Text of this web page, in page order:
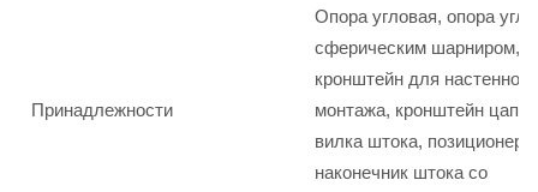
Принадлежности
Опора угловая, опора
сферическим шарниром,
кронштейн для настенного
монтажа, кронштейн
вилка штока, позиционер
наконечник штока со